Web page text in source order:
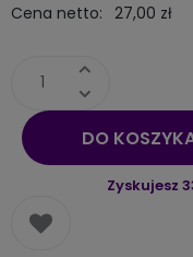
Cena netto: 27,00 zł
DO
Zyskujesz